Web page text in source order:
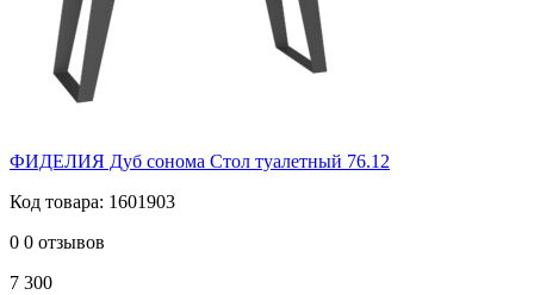
ФИДЕЛИЯ Дуб сонома Стол туалетный 76.12
Код товара: 1601903
0 0 отзывов
7 300